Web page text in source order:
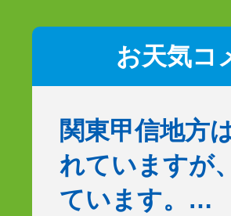
お天気コ
関東甲信地方
れていますが
ています。…